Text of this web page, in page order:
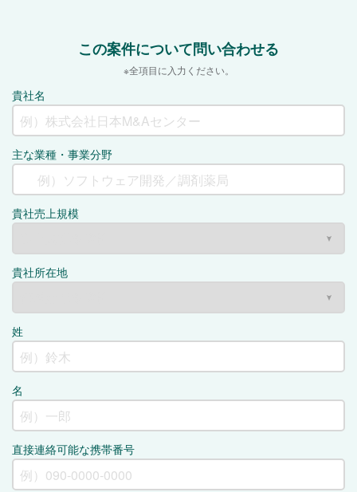
この案件について問い合わせる
※全項目に入力ください。
貴社名
主な業種・事業分野
貴社売上規模
貴社所在地
姓
名
直接連絡可能な携帯番号